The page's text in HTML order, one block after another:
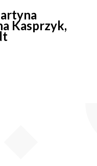
Kasprzyk,